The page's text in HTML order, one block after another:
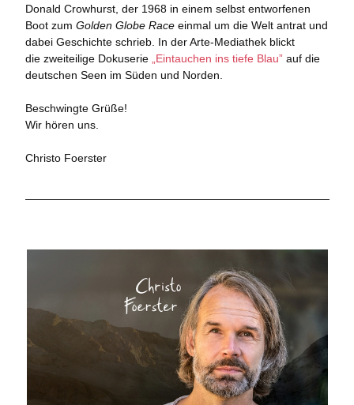
Donald Crowhurst, der 1968 in einem selbst entworfenen
Boot zum Golden Globe Raceeinmal um die Welt antrat und
dabei Geschichte schrieb. In der Arte-Mediathek blickt
die zweiteilige Dokuserie
„Eintauchen ins tiefe Blau”auf die
deutschen Seen im Süden und Norden.
Beschwingte Grüße!
Wir hören uns.
Christo Foerster